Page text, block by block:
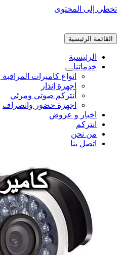
تخطي إلى المحتوى
القائمة الرئيسية
الرئيسية
خدماتنا
انواع كاميرات
اجهزة إنذار
أنتركم صوتي ومرئي
اجهزة حضور وانصراف
اخبار و عروض
انتركم
من نحن
اتصل بنا